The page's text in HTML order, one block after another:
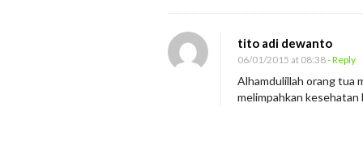
tito adi dewanto
06/01/2015 at 08:38- Reply
Alhamdulillah orang tua
melimpahkan kesehatan